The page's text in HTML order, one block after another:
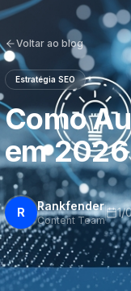
Voltar ao blog
Estratégia SEO
Como
em 2026
R Rankfender
Content Team
1/